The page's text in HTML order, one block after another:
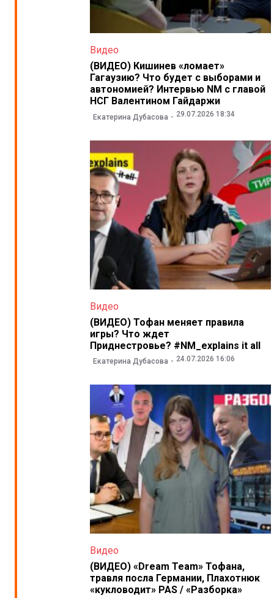
Видео
(ВИДЕО) Кишинев «ломает»
Гагаузию? Что будет с выборами и
автономией? Интервью NM с главой
НСГ Валентином Гайдаржи
Екатерина Дубасова 29.07.2026 18:34
Видео
(ВИДЕО) Тофан меняет правила
игры? Что ждет
Приднестровье? #NM_explains it all
Екатерина Дубасова 24.07.2026 16:06
Видео
(ВИДЕО) «Dream Team» Тофана,
травля посла Германии, Плахотнюк
«кукловодит» PAS / «Разборка»